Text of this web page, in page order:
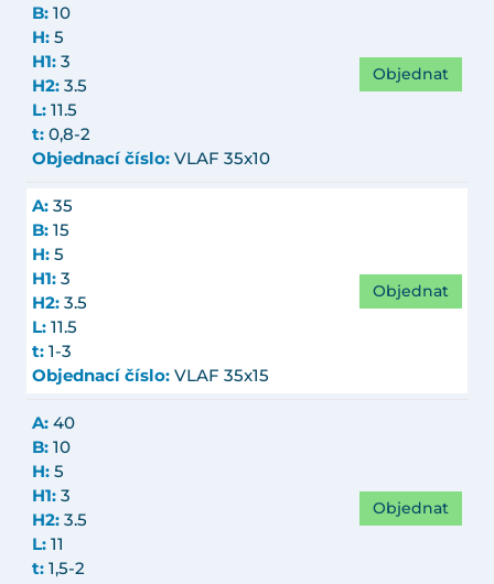
B: 10
H: 5
H1: 3
H2: 3.5
L: 11.5
t: 0,8-2
Objednací číslo: VLAF 35x10
Objednat
A: 35
B: 15
H: 5
H1: 3
H2: 3.5
L: 11.5
t: 1-3
Objednací číslo: VLAF 35x15
Objednat
A: 40
B: 10
H: 5
H1: 3
H2: 3.5
L: 11
t: 1,5-2
Objednat